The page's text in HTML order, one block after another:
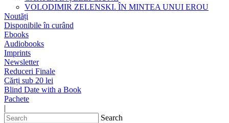
VOLODIMIR ZELENSKI. ÎN MINTEA UNUI EROU
Noutăți
Disponibile în curând
Ebooks
Audiobooks
Imprints
Newsletter
Reduceri Finale
Cărți sub 20 lei
Blind Date with a Book
Pachete
|
Search